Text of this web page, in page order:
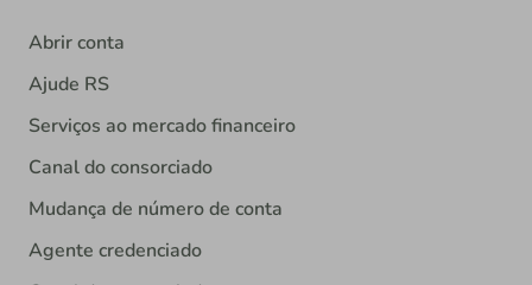
Abrir conta
Ajude RS
Serviços ao mercado financeiro
Canal do consorciado
Mudança de número de conta
Agente credenciado